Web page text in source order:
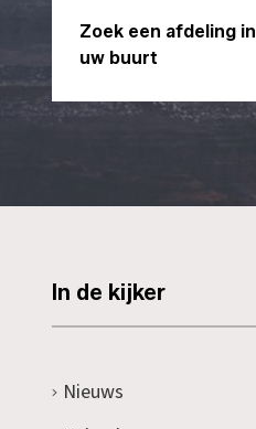
Zoek een afdeling in
uw buurt
In de kijker
Nieuws